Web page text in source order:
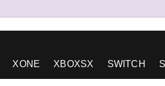
XONE XBOXSX SWITCH